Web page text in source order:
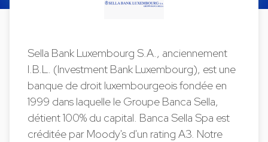
Sella Bank Luxembourg S.A., anciennement
I.B.L. (Investment Bank Luxembourg), est une
banque de droit luxembourgeois fondée en
1999 dans laquelle le Groupe Banca Sella,
détient 100% du capital. Banca Sella Spa est
créditée par Moody's d'un rating A3. Notre